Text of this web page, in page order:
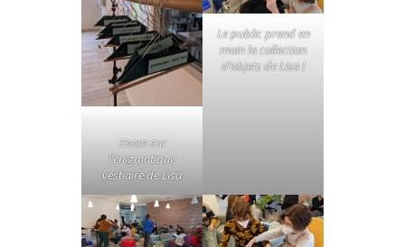
Zoom sur
l’énigmatique
vestiaire de Lisa
Le public prend en
main la collection
d’objets de Lisa !